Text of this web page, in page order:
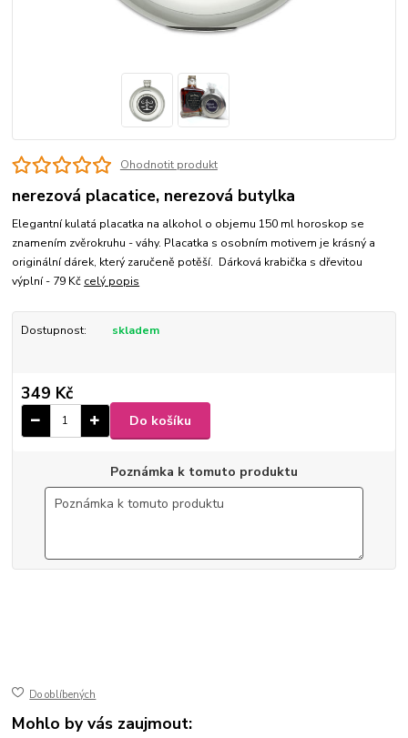
Ohodnotit produkt
nerezová placatice, nerezová butylka
Elegantní kulatá placatka na alkohol o objemu 150 ml horoskop se
znamením zvěrokruhu - váhy. Placatka s osobním motivem je krásný a
originální dárek, který zaručeně potěší. Dárková krabička s dřevitou
výplní - 79 Kč celý popis
Dostupnost: skladem
349 Kč
Do košíku
Poznámka k tomuto produktu
Do oblíbených
Mohlo by vás zaujmout: